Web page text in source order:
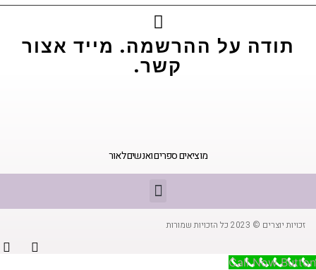
תודה על ההרשמה. מייד אצור
קשר.
מוציאים ספרים ואנשים לאור
זכויות יוצרים © 2023 כל הזכויות שמורות
Call Now Button